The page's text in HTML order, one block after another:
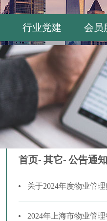
行业党建 会员
首页- 其它- 公告通知
关于2024年度物业管
2024年上海市物业管